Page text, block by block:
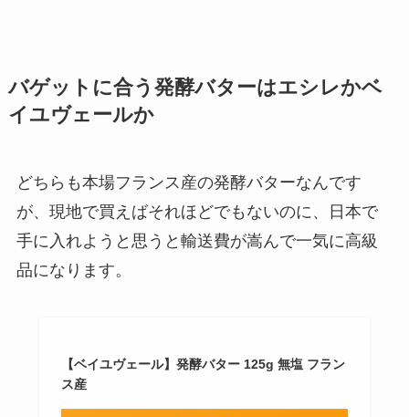
バゲットに合う発酵バターはエシレかベ
イユヴェールか
どちらも本場フランス産の発酵バターなんです
が、現地で買えばそれほどでもないのに、日本で
手に入れようと思うと輸送費が嵩んで一気に高級
品になります。
【ベイユヴェール】発酵バター 125g 無塩 フラン
ス産